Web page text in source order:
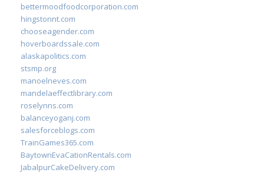
bettermoodfoodcorporation.com
hingstonnt.com
chooseagender.com
hoverboardssale.com
alaskapolitics.com
stsmp.org
manoelneves.com
mandelaeffectlibrary.com
roselynns.com
balanceyoganj.com
salesforceblogs.com
TrainGames365.com
BaytownEvaCationRentals.com
JabalpurCakeDelivery.com